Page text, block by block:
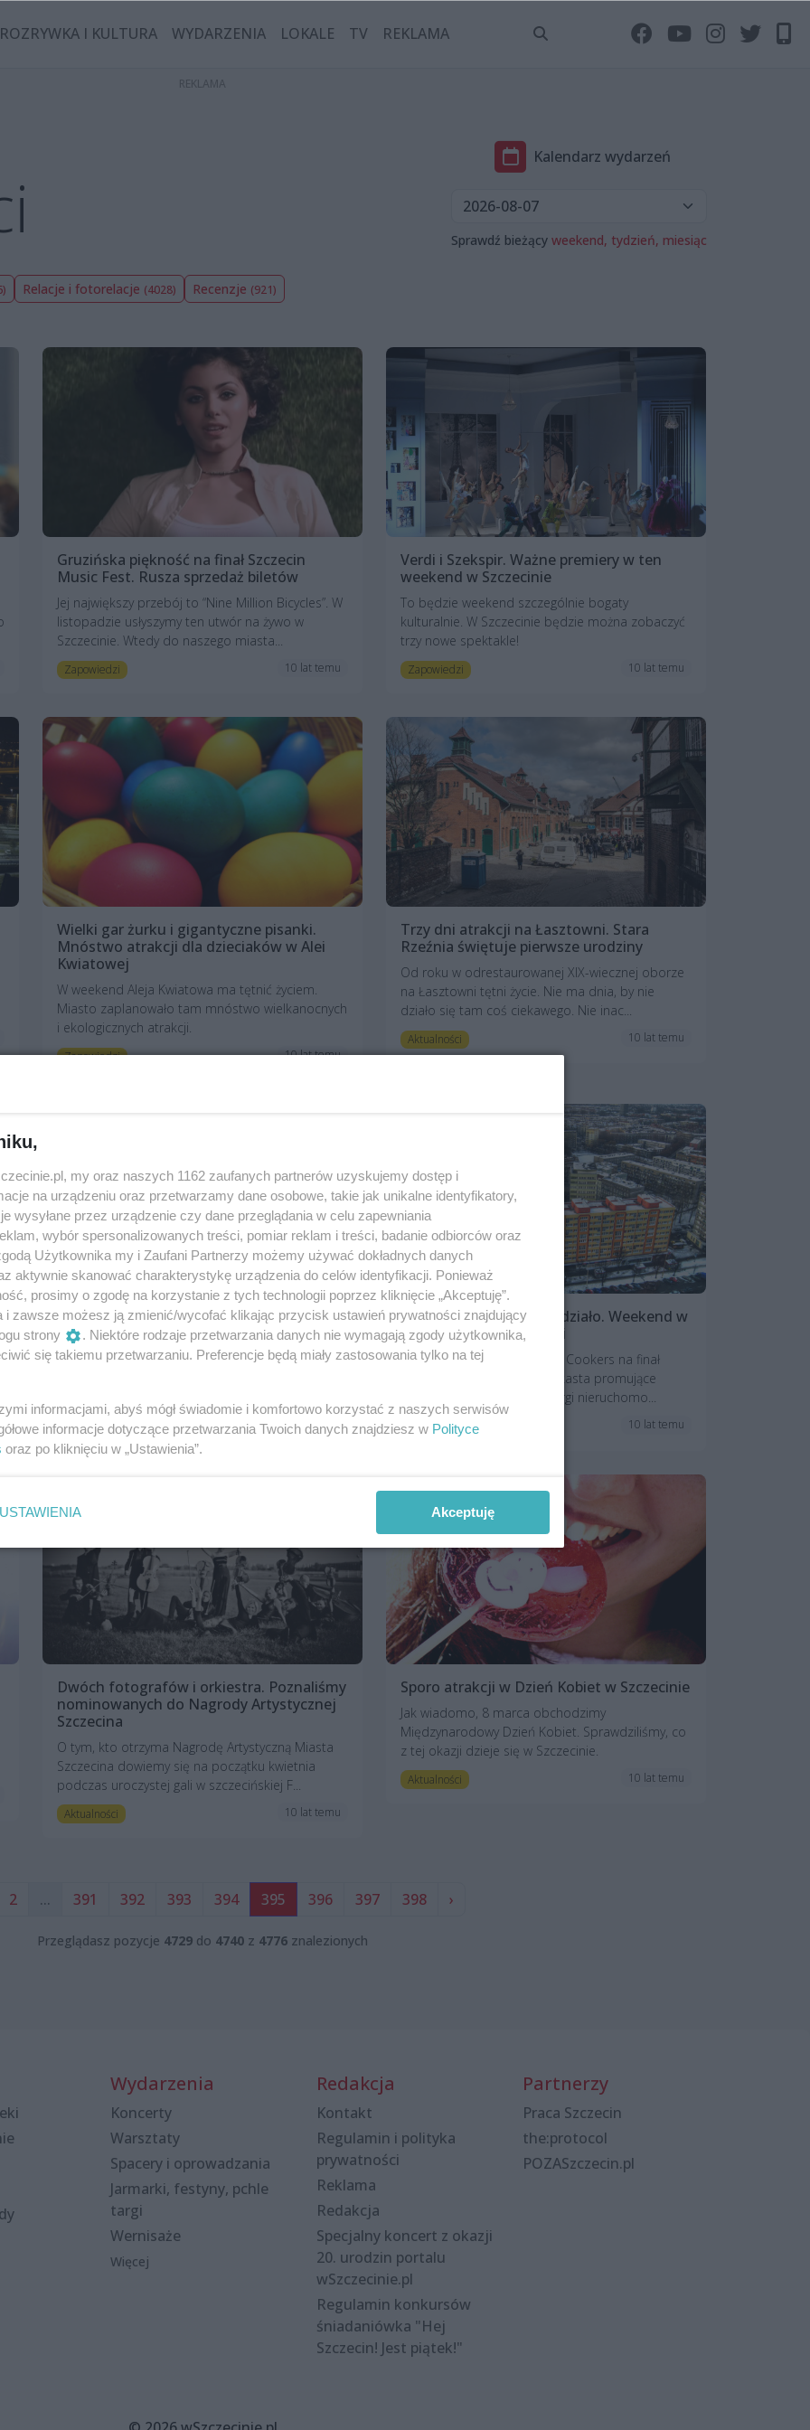
ROZRYWKA I KULTURA WYDARZENIA LOKALE TV REKLAMA
Kalendarz wydarzeń
Sprawdź bieżący weekend, tydzień, miesiąc
Relacje i fotorelacje (4028) Recenzje (921)
Gruzińska piękność na finał Szczecin
Music Fest. Rusza sprzedaż biletów
Jej największy przebój to “Nine Million Bicycles”. W
listopadzie usłyszymy ten utwór na żywo w
Szczecinie. Wtedy do naszego miasta...
Zapowiedzi 10 lat temu
Verdi i Szekspir. Ważne premiery w ten
weekend w Szczecinie
To będzie weekend szczególnie bogaty
kulturalnie. W Szczecinie będzie można zobaczyć
trzy nowe spektakle!
Zapowiedzi 10 lat temu
Wielki gar żurku i gigantyczne pisanki.
Mnóstwo atrakcji dla dzieciaków w Alei
Kwiatowej
W weekend Aleja Kwiatowa ma tętnić życiem.
Miasto zaplanowało tam mnóstwo wielkanocnych
i ekologicznych atrakcji.
Zapowiedzi 10 lat temu
Trzy dni atrakcji na Łasztowni. Stara
Rzeźnia świętuje pierwsze urodziny
Od roku w odrestaurowanej XIX-wiecznej oborze
na Łasztowni tętni życie. Nie ma dnia, by nie
działo się tam coś ciekawego. Nie inac...
Aktualności 10 lat temu
Sześć dotacji dla Filharmonii! Richard
Devine na SoundLab
Dobre wieści z centrali! Szczecińska filharmonia
Aktualności 10 lat temu
Znowu się będzie dużo działo. Weekend w
Szczecinie pełen atrakcji
Billy Harper z zespołem The Cookers na finał
Szczecin Jazz, Chango i Rockasta promujące
swoje debiutanckie płyty, targi nieruchomo...
Aktualności 10 lat temu
Dwóch fotografów i orkiestra. Poznaliśmy
nominowanych do Nagrody Artystycznej
Szczecina
O tym, kto otrzyma Nagrodę Artystyczną Miasta
Szczecina dowiemy się na początku kwietnia
podczas uroczystej gali w szczecińskiej F...
Aktualności 10 lat temu
Sporo atrakcji w Dzień Kobiet w Szczecinie
Jak wiadomo, 8 marca obchodzimy
Międzynarodowy Dzień Kobiet. Sprawdziliśmy, co
z tej okazji dzieje się w Szczecinie.
Aktualności 10 lat temu
2 ... 391 392 393 394 395 396 397 398 ›
Przeglądasz pozycje 4729 do 4740 z 4776 znalezionych
Wydarzenia
Koncerty
Warsztaty
Spacery i oprowadzania
Jarmarki, festyny, pchle
targi
Wernisaże
Więcej
Redakcja
Kontakt
Regulamin i polityka
prywatności
Reklama
Redakcja
Specjalny koncert z okazji
20. urodzin portalu
wSzczecinie.pl
Regulamin konkursów
śniadaniówka "Hej
Szczecin! Jest piątek!"
Partnerzy
Praca Szczecin
the:protocol
POZASzczecin.pl
my oraz naszych 1162 zaufanych partnerów uzyskujemy dostęp i
na urządzeniu oraz przetwarzamy dane osobowe, takie jak unikalne identyfikatory,
wysyłane przez urządzenie czy dane przeglądania w celu zapewniania
wybór spersonalizowanych treści, pomiar reklam i treści, badanie odbiorców oraz
Użytkownika my i Zaufani Partnerzy możemy używać dokładnych danych
aktywnie skanować charakterystykę urządzenia do celów identyfikacji. Ponieważ
prosimy o zgodę na korzystanie z tych technologii poprzez kliknięcie „Akceptuję”.
i zawsze możesz ją zmienić/wycofać klikając przycisk ustawień prywatności znajdujący
strony
. Niektóre rodzaje przetwarzania danych nie wymagają zgody użytkownika,
się takiemu przetwarzaniu. Preferencje będą miały zastosowania tylko na tej
informacjami, abyś mógł świadomie i komfortowo korzystać z naszych serwisów
informacje dotyczące przetwarzania Twoich danych znajdziesz w Polityce
oraz po kliknięciu w „Ustawienia”.
USTAWIENIA Akceptuję